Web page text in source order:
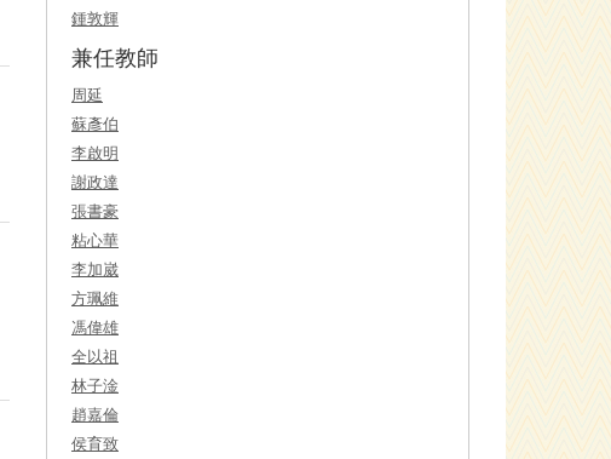
鍾敦輝
兼任教師
周延
蘇彥伯
李啟明
謝政達
張書豪
粘心華
李加崴
方珮維
馮偉雄
全以祖
林子淦
趙嘉倫
侯育致